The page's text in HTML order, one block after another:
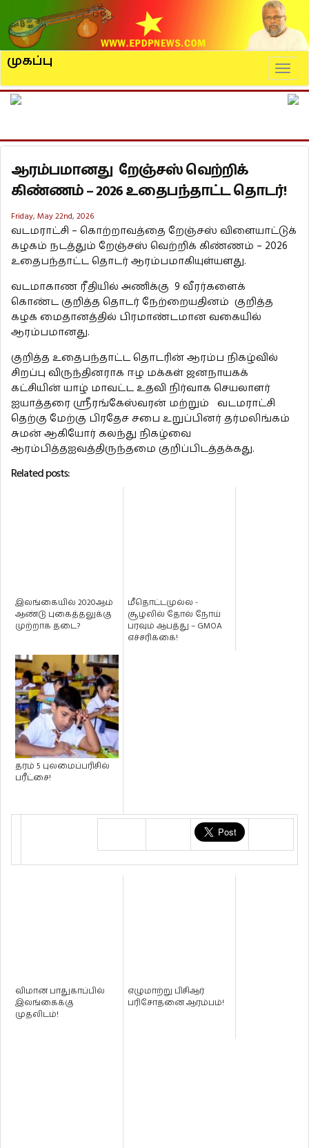
முகப்பு
ஆரம்பமானது றேஞ்சஸ் வெற்றிக்
கிண்ணம் – 2026 உதைபந்தாட்ட தொடர்!
Friday, May 22nd, 2026
வடமராட்சி – கொற்றாவத்தை றேஞ்சஸ் விளையாட்டுக்
கழகம் நடத்தும் றேஞ்சஸ் வெற்றிக் கிண்ணம் – 2026
உதைபந்தாட்ட தொடர் ஆரம்பமாகியுள்யளது.
வடமாகாண ரீதியில் அணிக்கு 9 வீரர்களைக்
கொண்ட குறித்த தொடர் நேற்றையதினம் குறித்த
கழக மைதானத்தில் பிரமாண்டமான வகையில்
ஆரம்பமானது.
குறித்த உதைபந்தாட்ட தொடரின் ஆரம்ப நிகழ்வில்
சிறப்பு விருந்தினராக ஈழ மக்கள் ஜனநாயகக்
கட்சியின் யாழ் மாவட்ட உதவி நிர்வாக செயலாளர்
ஐயாத்தரை ஶ்ரீரங்கேஸ்வரன் மற்றும் வடமராட்சி
தெற்கு மேற்கு பிரதேச சபை உறுப்பினர் தர்மலிங்கம்
சுமன் ஆகியோர் கலந்து நிகழ்வை
ஆரம்பித்தஐவத்திருந்தமை குறிப்பிடத்தக்கது.
Related posts:
இலங்கையில் 2020ஆம்
ஆண்டு புகைத்தலுக்கு
முற்றாக தடை?
மீதொட்டமுல்ல -
சூழலில் தோல் நோய்
பரவும் ஆபத்து – GMOA
எச்சரிக்கை!
தரம் 5 புலமைப்பரிசில்
பரீட்சை!
விமான பாதுகாப்பில்
இலங்கைக்கு
முதலிடம்!
எழுமாற்று பிசிஆர்
பரிசோதனை ஆரம்பம்!